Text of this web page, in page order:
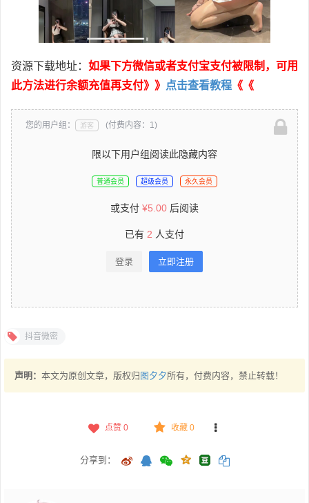
资源下载地址： 如果下方微信或者支付宝支付被限制，可用
此方法进行余额充值再支付》》 点击查看教程 《《
您的用户组： 游客 (付费内容：1)
限以下用户组阅读此隐藏内容
普通会员 超级会员 永久会员
或支付 ¥5.00 后阅读
已有 2 人支付
登录 立即注册
抖音微密
声明： 本文为原创文章，版权归 图夕夕所有，付费内容，禁止转载！
点赞 0 收藏 0
分享到：